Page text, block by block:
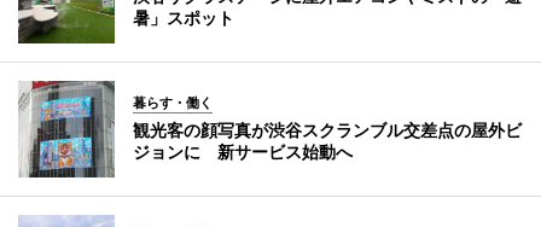
暑」スポット
暮らす・働く
観光客の顔写真が渋谷スクランブル交差点の屋外ビ
ジョンに 新サービス始動へ